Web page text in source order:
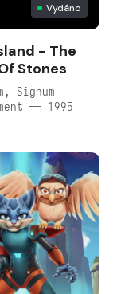
Vydáno
- The
Stones
Signum
— 1995